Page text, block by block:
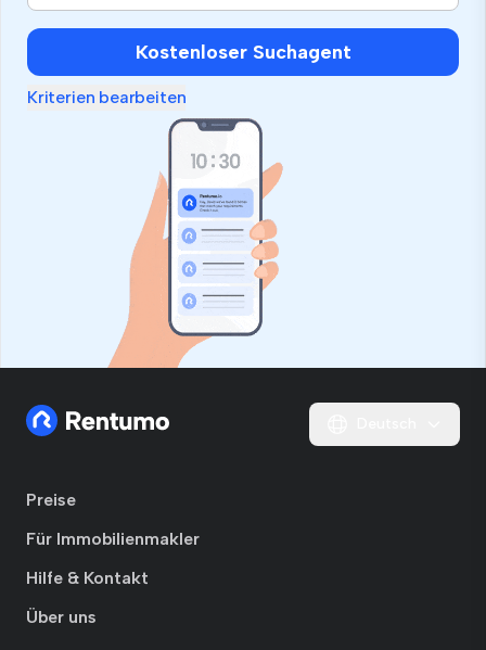
ein
Mensch
sind,
ignorieren
Kostenloser Suchagent
Kriterien bearbeiten
Preise
Für Immobilienmakler
Hilfe & Kontakt
Über uns